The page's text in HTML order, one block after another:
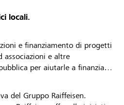
locali.
e finanziamento di progetti
associazioni e altre
per aiutarle a finanziare
del Gruppo Raiffeisen.